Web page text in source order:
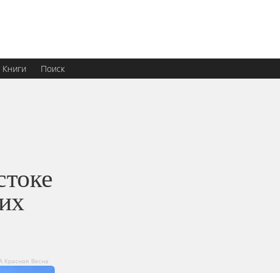
Книги Поиск
Весна